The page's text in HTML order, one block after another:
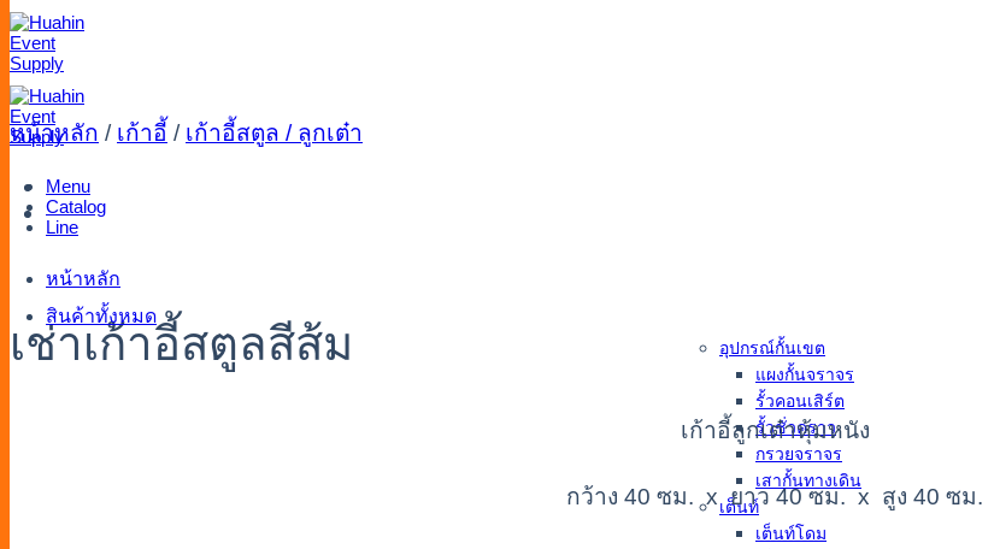
Menu
Catalog
Line
หน้าหลัก
สินค้าทั้งหมด
อุปกรณ์กั้นเขต
แผงกั้นจราจร
รั้วคอนเสิร์ต
รั้วชั่วคราว
กรวยจราจร
เสากั้นทางเดิน
เต็นท์
เต็นท์โดม
หน้าหลัก / เก้าอี้ / เก้าอี้สตูล / ลูกเต๋า
เช่าเก้าอี้สตูลสีส้ม
เก้าอี้ลูกเต๋าหุ้มหนัง
กว้าง 40 ซม. x ยาว 40 ซม. x สูง 40 ซม.